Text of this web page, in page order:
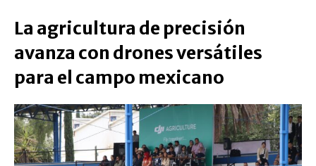
La agricultura de precisión
avanza con drones versátiles
para el campo mexicano